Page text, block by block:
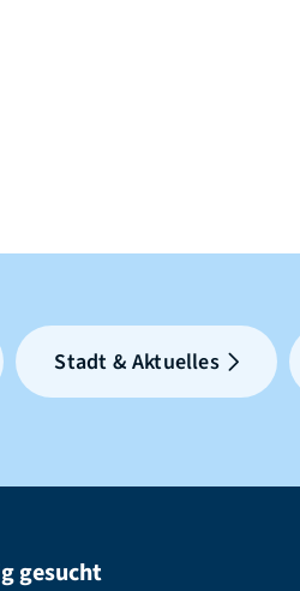
Stadt & Aktuelles
gesucht